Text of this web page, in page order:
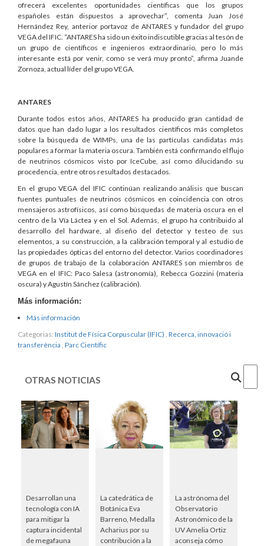
ofrecerá excelentes oportunidades científicas que los grupos
españoles están dispuestos a aprovechar”, comenta Juan José
Hernández Rey, anterior portavoz de ANTARES y fundador del grupo
VEGA del IFIC. “ANTARES ha sido un éxito indiscutible gracias al tesón de
un grupo de científicos e ingenieros extraordinario, pero lo más
interesante está por venir, como se verá muy pronto”, afirma Juande
Zornoza, actual líder del grupo VEGA.
ANTARES
Durante todos estos años, ANTARES ha producido gran cantidad de
datos que han dado lugar a los resultados científicos más completos
sobre la búsqueda de WIMPs, una de las partículas candidatas más
populares a formar la materia oscura. También está confirmando el flujo
de neutrinos cósmicos visto por IceCube, así como dilucidando su
procedencia, entre otros resultados destacados.
En el grupo VEGA del IFIC continúan realizando análisis que buscan
fuentes puntuales de neutrinos cósmicos en coincidencia con otros
mensajeros astrofísicos, así como búsquedas de materia oscura en el
centro de la Vía Láctea y en el Sol. Además, el grupo ha contribuido al
desarrollo del hardware, al diseño del detector y testeo de sus
elementos, a su construcción, a la calibración temporal y al estudio de
las propiedades ópticas del entorno del detector. Varios coordinadores
de grupos de trabajo de la colaboración ANTARES son miembros de
VEGA en el IFIC: Paco Salesa (astronomía), Rebecca Gozzini (materia
oscura) y Agustín Sánchez (calibración).
Más información:
Más información
Categorias: Institut de Física Corpuscular (IFIC) , Recerca, innovació i
transferència , Parc Científic
OTRAS NOTICIAS
Desarrollan una
tecnología con IA
para mitigar la
captura incidental
de megafauna
La catedrática de
Botánica Eva
Barreno, Medalla
Acharius por su
contribución a la
La astrónoma del
Observatorio
Astronómico de la
UV Amelia Ortiz
aconseja cómo